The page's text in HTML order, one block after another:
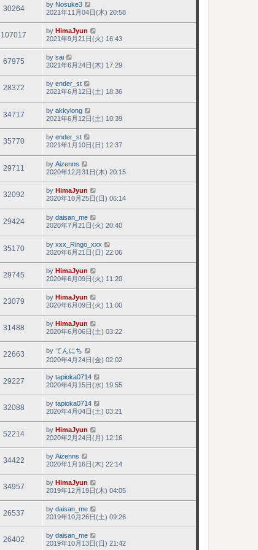
30264 by Nosuke3
2021年11月04日(木) 20:58
107017 by HimaJyun
2021年9月21日(火) 16:43
67975 by sai
2021年6月24日(木) 17:29
28372 by ender_st
2021年6月12日(土) 18:36
34717 by akkylong
2021年6月12日(土) 10:39
35770 by ender_st
2021年1月10日(日) 12:37
29711 by Aizenns
2020年12月31日(木) 20:15
32092 by HimaJyun
2020年10月25日(日) 06:14
29424 by daisan_me
2020年7月21日(火) 20:40
35170 by xxx_Ringo_xxx
2020年6月21日(日) 22:06
29745 by HimaJyun
2020年6月09日(火) 11:20
23079 by HimaJyun
2020年6月09日(火) 11:00
31488 by HimaJyun
2020年6月06日(土) 03:22
22663 by てんにち
2020年4月24日(金) 02:02
29227 by tapioka0714
2020年4月15日(水) 19:55
32088 by tapioka0714
2020年4月04日(土) 03:21
52214 by HimaJyun
2020年2月24日(月) 12:16
34422 by Aizenns
2020年1月16日(木) 22:14
34957 by HimaJyun
2019年12月19日(木) 04:05
26537 by daisan_me
2019年10月26日(土) 09:26
26402 by daisan_me
2019年10月13日(日) 21:42